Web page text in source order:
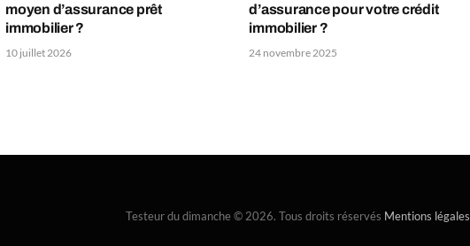
moyen d’assurance prêt
immobilier ?
10 juillet 2026
d’assurance pour votre crédit
immobilier ?
24 novembre 2025
Testeur du dimanche © 2026. Tous droits réservés Mentions légales